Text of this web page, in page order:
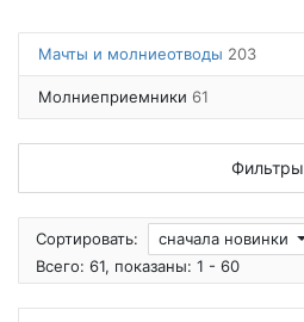
Мачты и молниеотводы 203
Молниеприемники 61
Фильтры
Сортировать:
сначала новинки
Всего: 61, показаны: 1 - 60